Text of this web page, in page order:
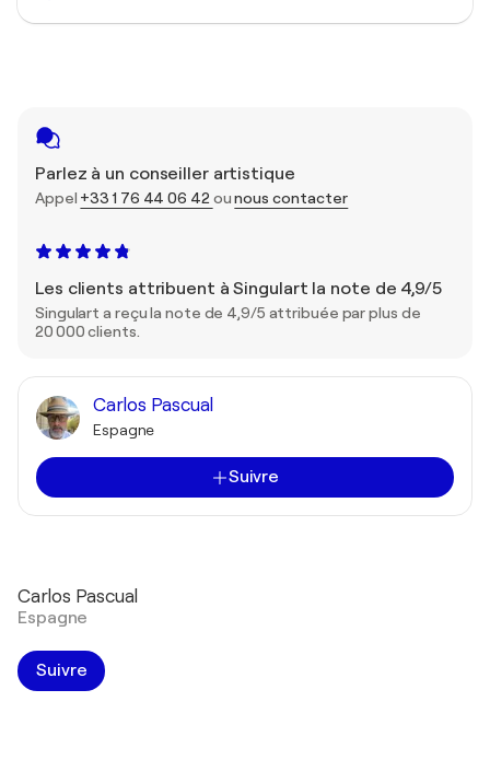
Parlez à un conseiller artistique
Appel +33 1 76 44 06 42ounous contacter
Les clients attribuent à Singulart la note de 4,9/5
Singulart a reçu la note de 4,9/5 attribuée par plus de
20 000 clients.
Carlos Pascual
Espagne
Suivre
Carlos Pascual
Espagne
Suivre